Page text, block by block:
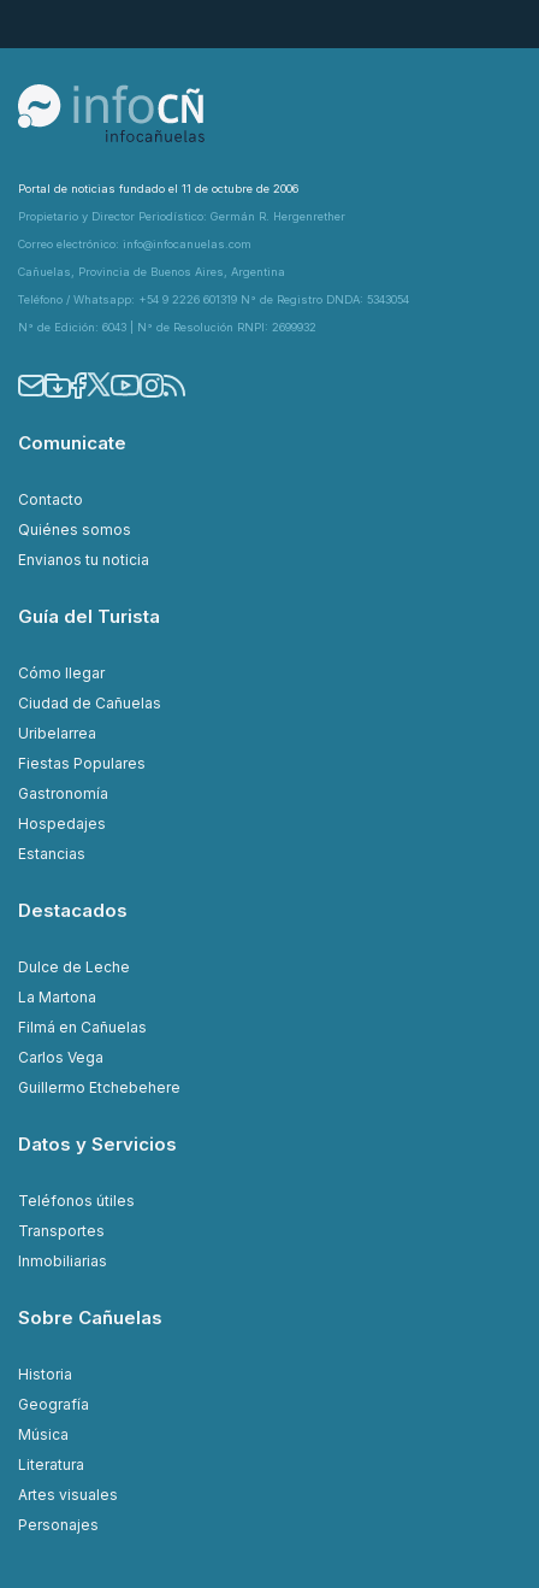
Portal de noticias fundado el 11 de octubre de 2006
Propietario y Director Periodístico: Germán R. Hergenrether
Correo electrónico: info@infocanuelas.com
Cañuelas, Provincia de Buenos Aires, Argentina
Teléfono / Whatsapp: +54 9 2226 601319 N° de Registro DNDA: 5343054
N° de Edición: 6043 | N° de Resolución RNPI: 2699932
Comunicate
Contacto
Quiénes somos
Envianos tu noticia
Guía del Turista
Cómo llegar
Ciudad de Cañuelas
Uribelarrea
Fiestas Populares
Gastronomía
Hospedajes
Estancias
Destacados
Dulce de Leche
La Martona
Filmá en Cañuelas
Carlos Vega
Guillermo Etchebehere
Datos y Servicios
Teléfonos útiles
Transportes
Inmobiliarias
Sobre Cañuelas
Historia
Geografía
Música
Literatura
Artes visuales
Personajes